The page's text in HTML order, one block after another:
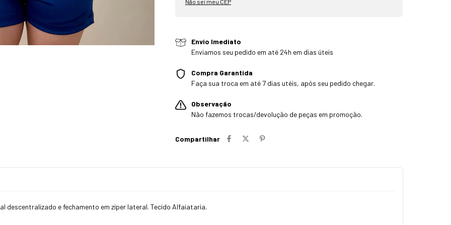
Envio Imediato
Enviamos seu pedido em até 24h em dias úteis
Compra Garantida
Faça sua troca em até 7 dias utéis, após seu pedido chegar.
Observação
Não fazemos trocas/devolução de peças em promoção.
Compartilhar
e fechamento em zíper lateral. Tecido Alfaiataria.